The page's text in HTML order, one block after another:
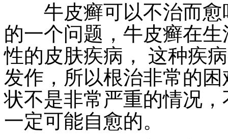
牛皮癣可以不治而愈
的一个问题，牛皮癣在
性的皮肤疾病， 这种疾
发作，所以根治非常的
状不是非常严重的情况
一定可能自愈的。